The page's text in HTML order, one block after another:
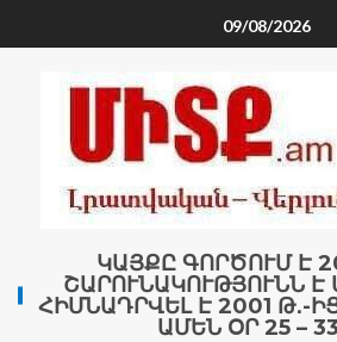
09/08/2026
ԿԱՅՔԸ ԳՈՐԾՈՒՄ Է
ՇԱՐՈՒՆԱԿՈՒԹՅՈՒՆՆ Է
ՀԻՄՆԱԴՐՎԵԼ Է 2001 Թ․-
ԱՄԵՆ ՕՐ 25 –